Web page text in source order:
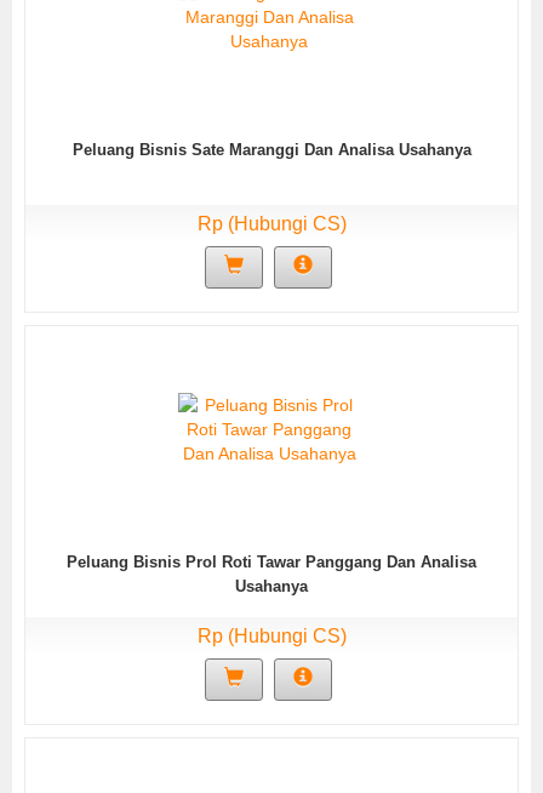
Peluang Bisnis Sate Maranggi Dan Analisa Usahanya
Rp (Hubungi CS)
Peluang Bisnis Prol Roti Tawar Panggang Dan Analisa
Usahanya
Rp (Hubungi CS)